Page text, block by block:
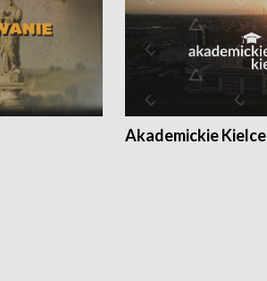
Akademickie Kielce